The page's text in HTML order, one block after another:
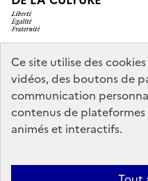
Ce site utilise des
vidéos, des boutons de
communication
contenus de
animés et interactifs.
legifrance.gouv.fr
service-public.gouv.fr
Crédits Accessibilité :